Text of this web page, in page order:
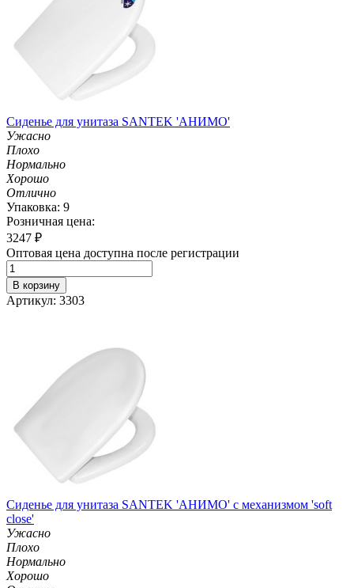
Сиденье для унитаза SANTEK 'АНИМО'
Ужасно
Плохо
Нормально
Хорошо
Отлично
Упаковка: 9
Розничная цена:
3247 ₽
Оптовая цена доступна после регистрации
В корзину
Артикул: 3303
Сиденье для унитаза SANTEK 'АНИМО' с механизмом 'soft
close'
Ужасно
Плохо
Нормально
Хорошо